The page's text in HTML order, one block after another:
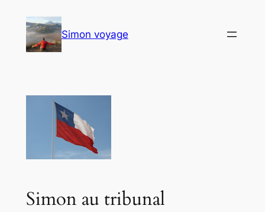
contenu
Simon voyage
Simon au tribunal